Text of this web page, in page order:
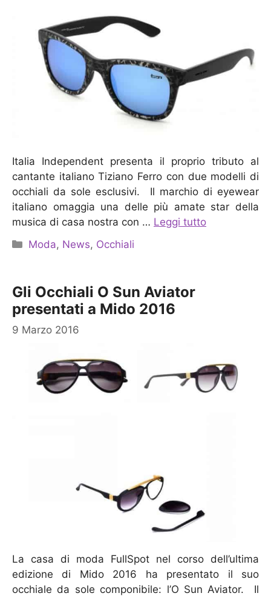
Italia Independent presenta il proprio tributo al
cantante italiano Tiziano Ferro con due modelli di
occhiali da sole esclusivi. Il marchio di eyewear
italiano omaggia una delle più amate star della
musica di casa nostra con … Leggi tutto
Categorie
Moda, News, Occhiali
Gli Occhiali O Sun Aviator
presentati a Mido 2016
9 Marzo 2016
La casa di moda FullSpot nel corso dell’ultima
edizione di Mido 2016 ha presentato il suo
occhiale da sole componibile: l’O Sun Aviator. Il